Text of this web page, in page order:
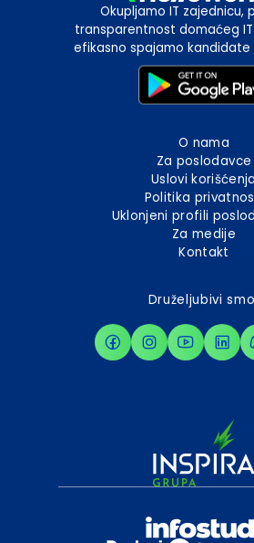
Okupljamo IT zajednicu,
transparentnost domaćeg
efikasno spajamo kandidate
O nama
Za poslodavce
Uslovi korišćenja
Politika
Uklonjeni profili
Za medije
Kontakt
Druželjubivi